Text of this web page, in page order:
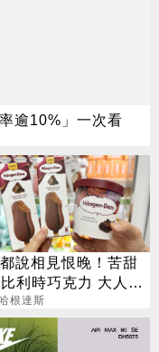
逾10%」一次看
說相見恨晚！苦甜
利時巧克力 大人味
根達斯